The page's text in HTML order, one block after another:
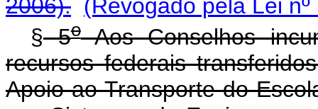
2006). (Revogado pela Lei
§5oAos Conselhos
recursos federais
Apoio ao Transporte do